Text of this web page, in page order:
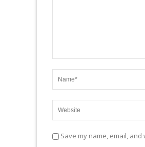
Save my name, email,